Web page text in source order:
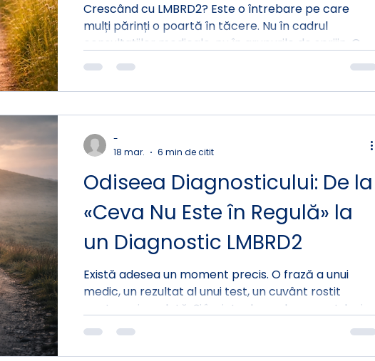
Crescând cu LMBRD2? Este o întrebare pe care
mulți părinți o poartă în tăcere. Nu în cadrul
consultațiilor medicale, nu în grupurile de sprijin. O
întrebare care apare noaptea, sau într-un moment
meu când eu nu voi mai fi? Aceasta este cea mai
grea întrebare. Și cea mai puțin discutată — pentru
mortalitate a părinților.
Odiseea Diagnosticului: De la
«Ceva Nu Este în Regulă» la
un Diagnostic LMBRD2
Există adesea un moment precis. O frază a unui
medic, un rezultat al unui test, un cuvânt rostit
pentru prima dată. Și înainte de acel moment, luni —
uneori ani — în care știai că ceva nu mergea bine,
-
18 mar.
6 min de citit